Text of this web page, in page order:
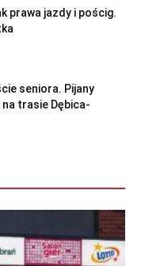
prawa jazdy i pościg.
seniora. Pijany
trasie Dębica-